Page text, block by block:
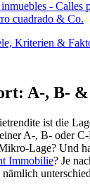
Kriterien &
A-, B-
ist die
A-, B- oder
Lage? Und
Immobilie? Je